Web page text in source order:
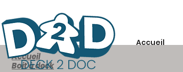
Accueil
Accueil
Boit'à deck